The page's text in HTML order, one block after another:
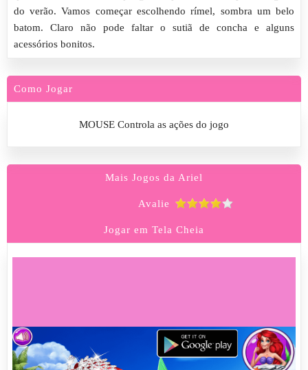
do verão. Vamos começar escolhendo rímel, sombra um belo
batom. Claro não pode faltar o sutiã de concha e alguns
acessórios bonitos.
Como Jogar
MOUSE Controla as ações do jogo
Mais Jogos da Ariel
Avalie
Jogar em Tela Cheia